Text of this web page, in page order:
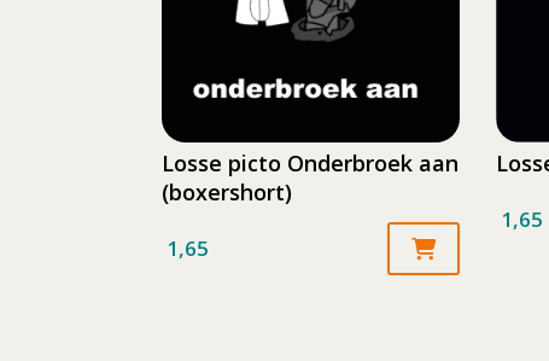
Losse picto Onderbroek aan
(boxershort)
1,65
1,65